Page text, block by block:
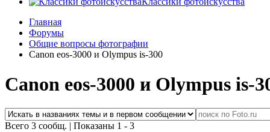
Главная
Форумы
Общие вопросы фотографии
Canon eos-3000 и Olympus is-300
Canon eos-3000 и Olympus is-
Всего 3 сообщ. | Показаны 1 - 3